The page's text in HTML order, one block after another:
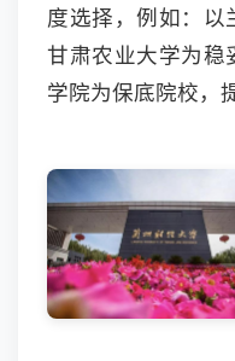
度选择，例如：以
甘肃农业大学为稳
学院为保底院校，